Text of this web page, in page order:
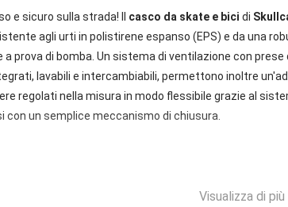
e sicuro sulla strada! Il casco da skate e bici di
agli urti in polistirene espanso (EPS) e da una
prova di bomba. Un sistema di ventilazione con
lavabili e intercambiabili, permettono inoltre
regolati nella misura in modo flessibile grazie al
con un semplice meccanismo di chiusura.
Visualizza di più